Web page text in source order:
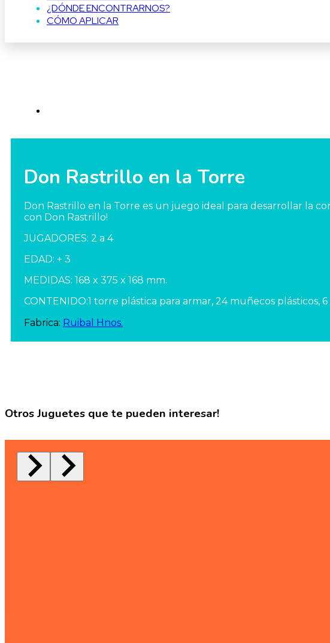
¿DÓNDE ENCONTRARNOS?
CÓMO APLICAR
Don Rastrillo en la Torre
Don Rastrillo en la Torre es un juego ideal para desarrollar la
con Don Rastrillo!
JUGADORES: 2 a 4
EDAD: + 3
MEDIDAS: 168 x 375 x 168 mm.
CONTENIDO:1 torre plástica para armar, 24 muñecos plásticos, 6
Fabrica: Ruibal Hnos.
Otros Juguetes que te pueden interesar!